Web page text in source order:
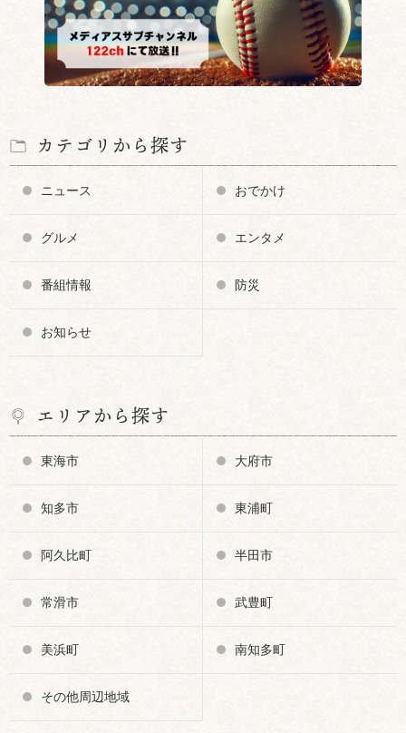
カテゴリから探す
ニュース おでかけ
グルメ エンタメ
番組情報 防災
お知らせ
エリアから探す
東海市 大府市
知多市 東浦町
阿久比町 半田市
常滑市 武豊町
美浜町 南知多町
その他周辺地域